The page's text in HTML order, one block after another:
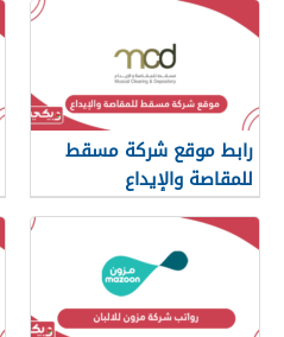
رابط موقع شركة مسقط
للمقاصة والإيداع